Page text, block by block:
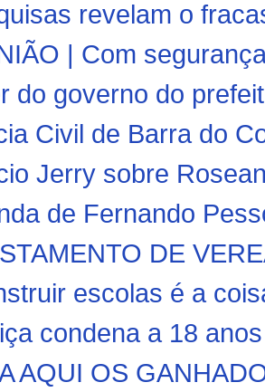
revelam o
| Com
do governo do
Civil de Barra do
Jerry sobre
de Fernando
DE
escolas é a
condena a 18
AQUI OS